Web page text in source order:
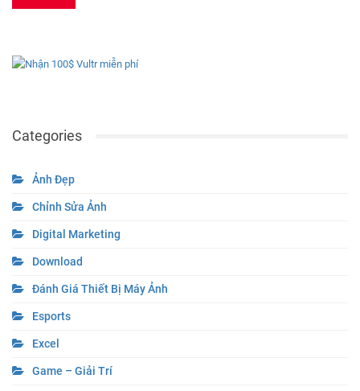
Categories
Ảnh Đẹp
Chỉnh Sửa Ảnh
Digital Marketing
Download
Đánh Giá Thiết Bị Máy Ảnh
Esports
Excel
Game – Giải Trí